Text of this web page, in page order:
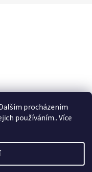
procházením
používáním.. Více